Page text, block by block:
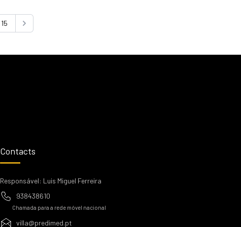
15
Next
Contacts
Responsável: Luis Miguel Ferreira
938438610
Chamada para a rede móvel nacional
villa@predimed.pt